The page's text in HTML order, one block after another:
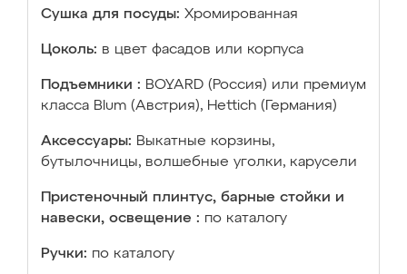
Сушка для посуды: Хромированная
Цоколь: в цвет фасадов или корпуса
Подъемники : BOYARD (Россия) или премиум
класса Blum (Австрия), Hettich (Германия)
Аксессуары: Выкатные корзины,
бутылочницы, волшебные уголки, карусели
Пристеночный плинтус, барные стойки и
навески, освещение : по каталогу
Ручки: по каталогу